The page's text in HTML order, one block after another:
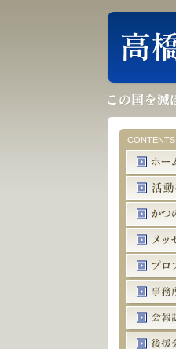
CONTENTS